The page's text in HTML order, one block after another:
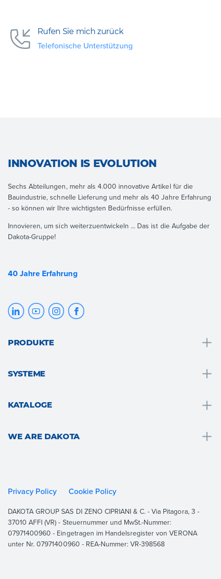
Rufen Sie mich zurück
Telefonische Unterstützung
INNOVATION IS EVOLUTION
Sechs Abteilungen, mehr als 4.000 innovative Artikel für die
Bauindustrie, schnelle Lieferung und mehr als 40 Jahre Erfahrung
- so können wir Ihre wichtigsten Bedürfnisse erfüllen.
Innovieren, um sich weiterzuentwickeln ... Das ist die Aufgabe der
Dakota-Gruppe!
40 Jahre Erfahrung
PRODUKTE
Garten, terrasse und aussenanlagen
Konsolidierung und strukturelle verstärkung
Alle ansehen
SYSTEME
Befahrbaren system
Dachsystem
Haus lüftungssystem
Alle ansehen
KATALOGE
Roof
Building
WE ARE DAKOTA
Dokumentation
Privacy Policy Cookie Policy
DAKOTA GROUP SAS DI ZENO CIPRIANI & C. - Via Pitagora, 3 -
37010 AFFI (VR) - Steuernummer und MwSt.-Nummer:
07971400960 - Eingetragen im Handelsregister von VERONA
unter Nr. 07971400960 - REA-Nummer: VR-398568